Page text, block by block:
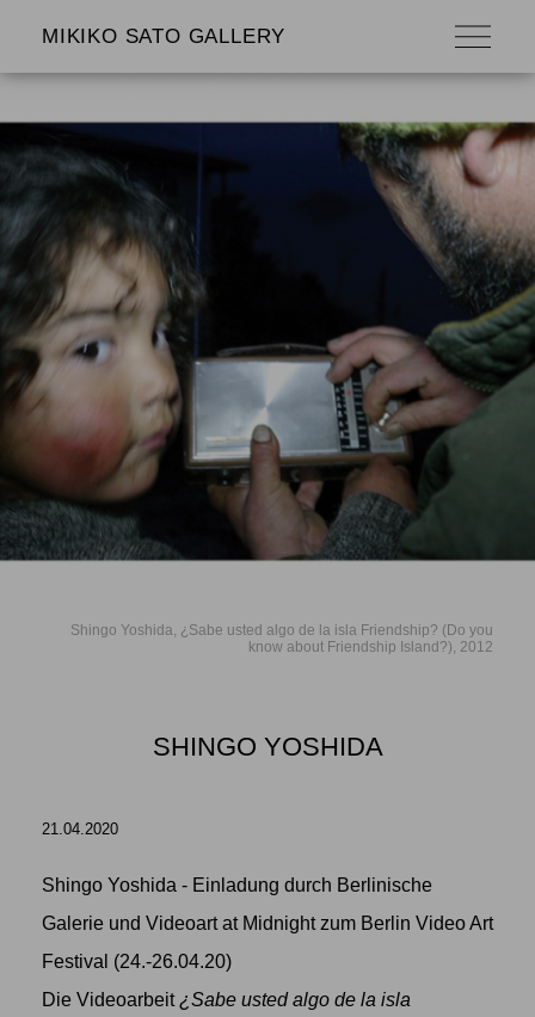
MIKIKO SATO GALLERY
Shingo Yoshida, ¿Sabe usted algo de la isla Friendship? (Do you
know about Friendship Island?), 2012
SHINGO YOSHIDA
21.04.2020
Shingo Yoshida - Einladung durch Berlinische
Galerie und Videoart at Midnight zum Berlin Video Art
Festival (24.-26.04.20)
Die Videoarbeit¿Sabe usted algo de la isla